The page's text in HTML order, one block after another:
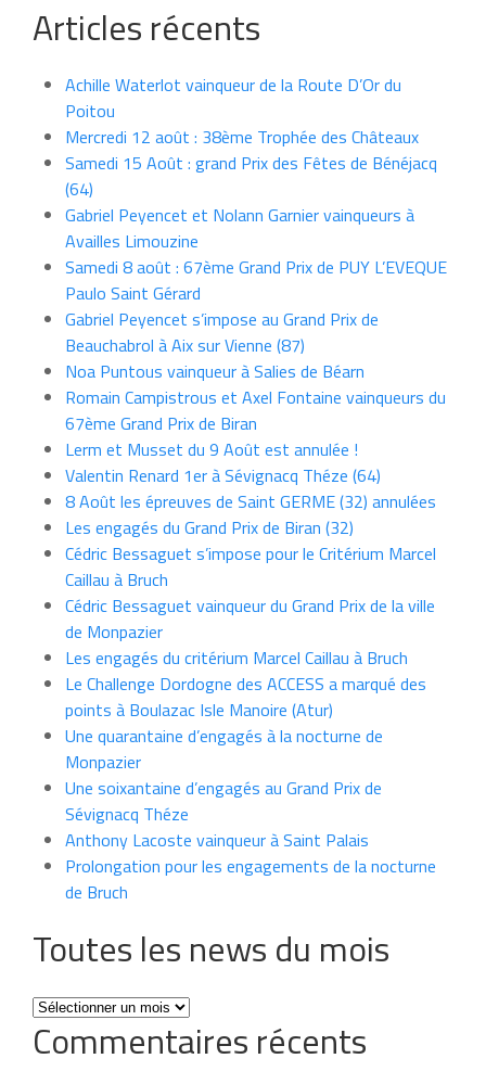
Articles récents
Achille Waterlot vainqueur de la Route D’Or du
Poitou
Mercredi 12 août : 38ème Trophée des Châteaux
Samedi 15 Août : grand Prix des Fêtes de Bénéjacq
(64)
Gabriel Peyencet et Nolann Garnier vainqueurs à
Availles Limouzine
Samedi 8 août : 67ème Grand Prix de PUY L’EVEQUE
Paulo Saint Gérard
Gabriel Peyencet s’impose au Grand Prix de
Beauchabrol à Aix sur Vienne (87)
Noa Puntous vainqueur à Salies de Béarn
Romain Campistrous et Axel Fontaine vainqueurs du
67ème Grand Prix de Biran
Lerm et Musset du 9 Août est annulée !
Valentin Renard 1er à Sévignacq Théze (64)
8 Août les épreuves de Saint GERME (32) annulées
Les engagés du Grand Prix de Biran (32)
Cédric Bessaguet s’impose pour le Critérium Marcel
Caillau à Bruch
Cédric Bessaguet vainqueur du Grand Prix de la ville
de Monpazier
Les engagés du critérium Marcel Caillau à Bruch
Le Challenge Dordogne des ACCESS a marqué des
points à Boulazac Isle Manoire (Atur)
Une quarantaine d’engagés à la nocturne de
Monpazier
Une soixantaine d’engagés au Grand Prix de
Sévignacq Théze
Anthony Lacoste vainqueur à Saint Palais
Prolongation pour les engagements de la nocturne
de Bruch
Toutes les news du mois
Toutes
les
news
Commentaires récents